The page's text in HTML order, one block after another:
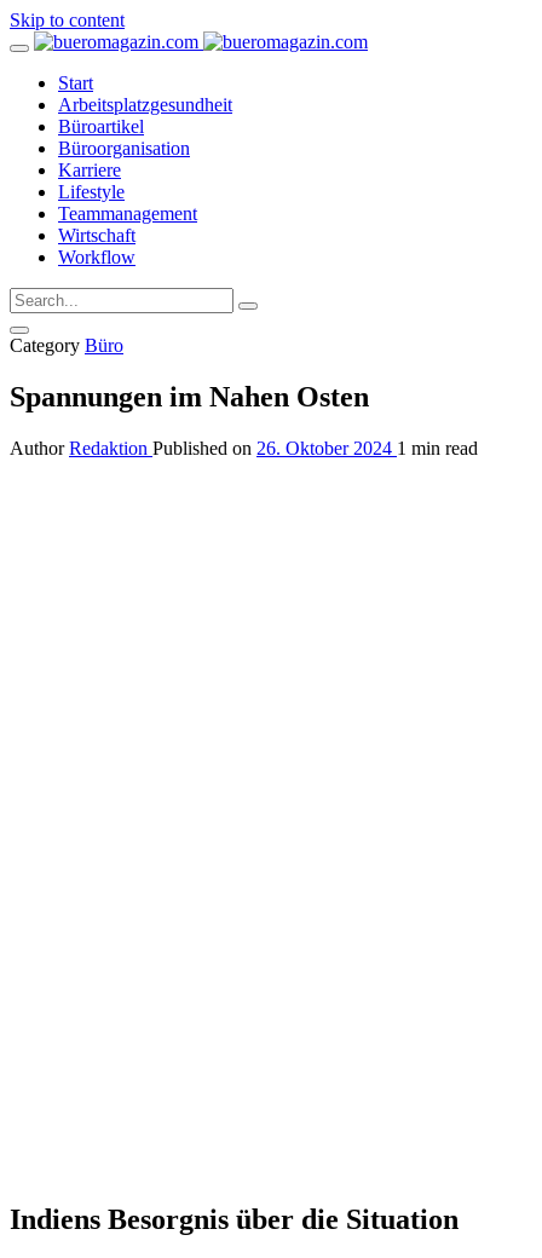
Skip to content
Start
Arbeitsplatzgesundheit
Büroartikel
Büroorganisation
Karriere
Lifestyle
Teammanagement
Wirtschaft
Workflow
Category Büro
Spannungen im Nahen Osten
Author Redaktion Published on 26. Oktober 2024 1 min read
Indiens Besorgnis über die Situation